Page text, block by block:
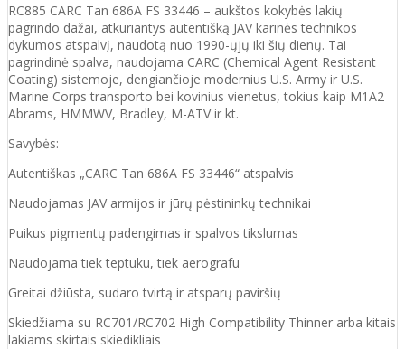
RC885 CARC Tan 686A FS 33446 – aukštos kokybės lakių
pagrindo dažai, atkuriantys autentišką JAV karinės technikos
dykumos atspalvį, naudotą nuo 1990-ųjų iki šių dienų. Tai
pagrindinė spalva, naudojama CARC (Chemical Agent Resistant
Coating) sistemoje, dengiančioje modernius U.S. Army ir U.S.
Marine Corps transporto bei kovinius vienetus, tokius kaip M1A2
Abrams, HMMWV, Bradley, M-ATV ir kt.
Savybės:
Autentiškas „CARC Tan 686A FS 33446“ atspalvis
Naudojamas JAV armijos ir jūrų pėstininkų technikai
Puikus pigmentų padengimas ir spalvos tikslumas
Naudojama tiek teptuku, tiek aerografu
Greitai džiūsta, sudaro tvirtą ir atsparų paviršių
Skiedžiama su RC701/RC702 High Compatibility Thinner arba kitais
lakiams skirtais skiedikliais